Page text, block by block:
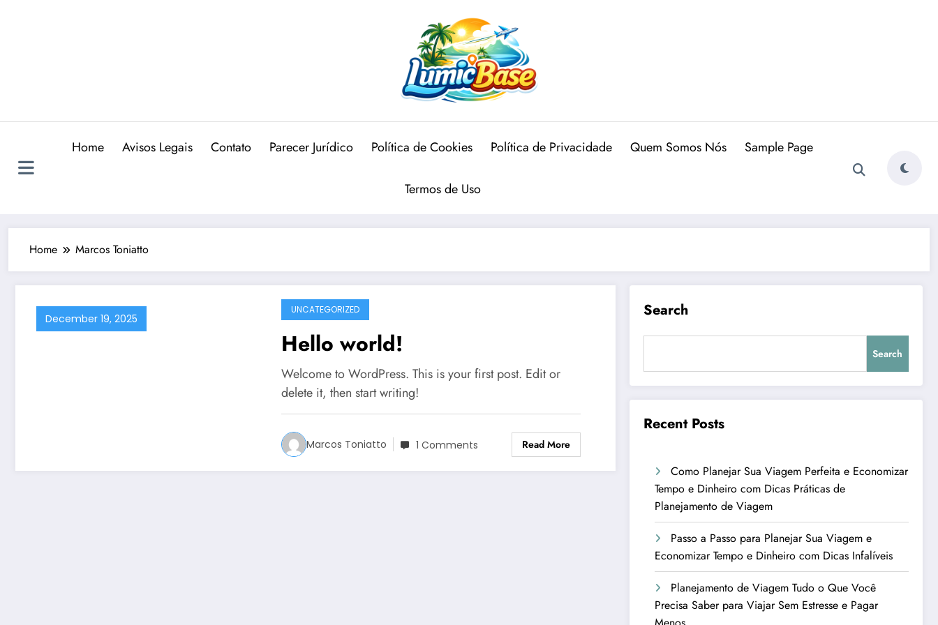
Home Avisos Legais Contato Parecer Jurídico Política de Cookies Política de Privacidade Quem Somos Nós Sample Page
Termos de Uso
Home Marcos Toniatto
December 19, 2025
UNCATEGORIZED
Hello world!
Welcome to WordPress. This is your first post. Edit or
delete it, then start writing!
Marcos Toniatto 1 Comments Read More
Search
Search
Recent Posts
Como Planejar Sua Viagem Perfeita e Economizar
Tempo e Dinheiro com Dicas Práticas de
Planejamento de Viagem
Passo a Passo para Planejar Sua Viagem e
Economizar Tempo e Dinheiro com Dicas Infalíveis
Planejamento de Viagem Tudo o Que Você
Precisa Saber para Viajar Sem Estresse e Pagar